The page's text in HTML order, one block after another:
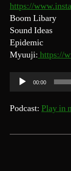
https://
Boom Libary
Sound Ideas
Epidemic
Myuuji: https://
u
d
00:00
Podcast: Play in